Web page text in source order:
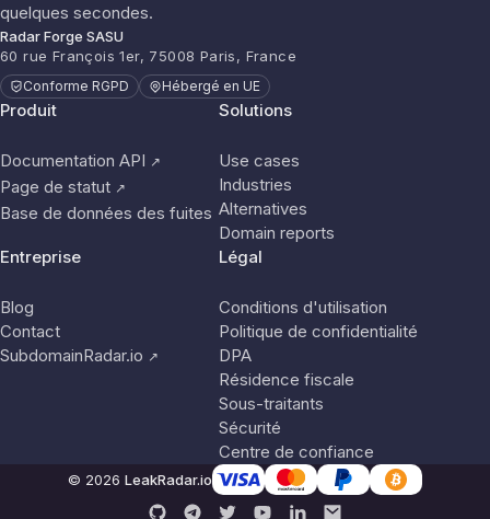
quelques secondes.
Radar Forge SASU
60 rue François 1er, 75008 Paris, France
Conforme RGPD Hébergé en UE
Produit
Documentation API ↗
Page de statut ↗
Base de données des fuites
Solutions
Use cases
Industries
Alternatives
Domain reports
Entreprise
Blog
Contact
SubdomainRadar.io ↗
Légal
Conditions d'utilisation
Politique de confidentialité
DPA
Résidence fiscale
Sous-traitants
Sécurité
Centre de confiance
© 2026 LeakRadar.io